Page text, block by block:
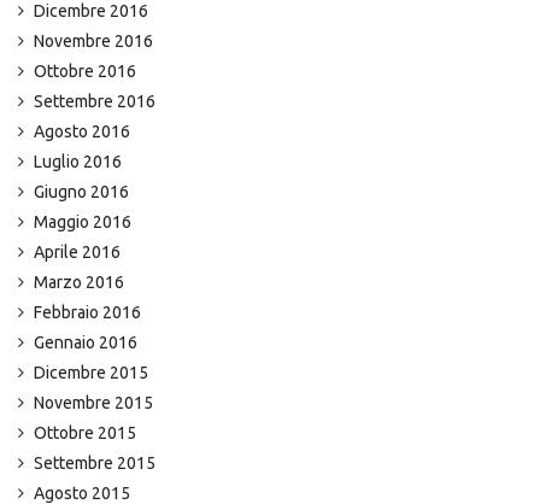
Dicembre 2016
Novembre 2016
Ottobre 2016
Settembre 2016
Agosto 2016
Luglio 2016
Giugno 2016
Maggio 2016
Aprile 2016
Marzo 2016
Febbraio 2016
Gennaio 2016
Dicembre 2015
Novembre 2015
Ottobre 2015
Settembre 2015
Agosto 2015